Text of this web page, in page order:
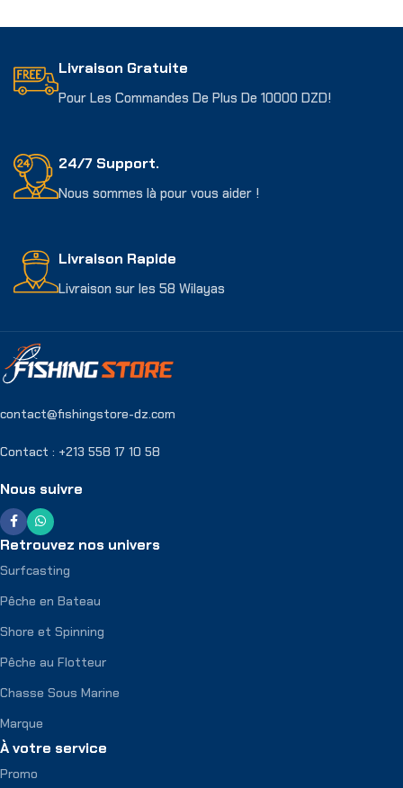
Livraison Gratuite
Pour Les Commandes De Plus De 10000 DZD!
24/7 Support.
Nous sommes là pour vous aider !
Livraison Rapide
Livraison sur les 58 Wilayas
contact@fishingstore-dz.com
Contact : +213 558 17 10 58
Nous suivre
Retrouvez nos univers
Surfcasting
Pêche en Bateau
Shore et Spinning
Pêche au Flotteur
Chasse Sous Marine
Marque
À votre service
Promo